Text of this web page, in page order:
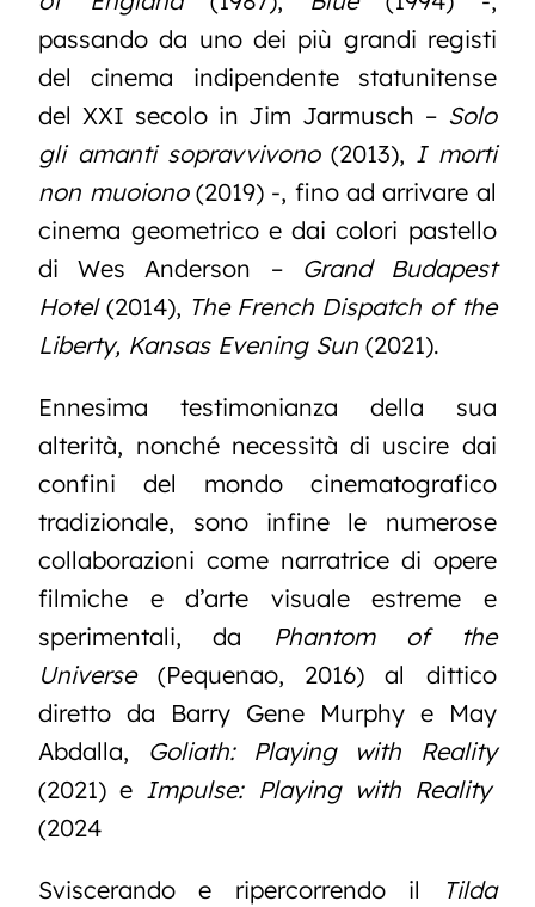
passando da uno dei più grandi registi
del cinema indipendente statunitense
del XXI secolo in Jim Jarmusch – Solo
gli amanti sopravvivono(2013), I morti
non muoiono (2019) -, fino ad arrivare al
cinema geometrico e dai colori pastello
di Wes Anderson – Grand Budapest
Hotel (2014), The French Dispatch of the
Liberty, Kansas Evening Sun (2021).
Ennesima testimonianza della sua
alterità, nonché necessità di uscire dai
confini del mondo cinematografico
tradizionale, sono infine le numerose
collaborazioni come narratrice di opere
filmiche e d’arte visuale estreme e
sperimentali, da Phantom of the
Universe(Pequenao, 2016) al dittico
diretto da Barry Gene Murphy e May
Abdalla, Goliath: Playing with Reality
(2021) e Impulse: Playing with Reality
(2024
Sviscerando e ripercorrendo il
Tilda